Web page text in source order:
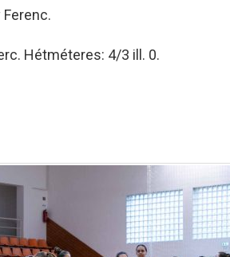
Ferenc.
Hétméteres: 4/3 ill. 0.